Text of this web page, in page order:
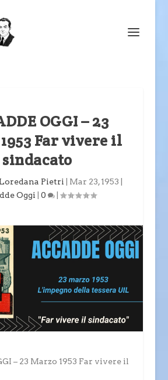
OGGI – 23
Far vivere il
sindacato
Loredana Pietri Mar 23, 1953
Oggi
0 |
– 23 Marzo 1953 Far vivere il